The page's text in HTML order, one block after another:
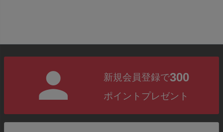
新規会員登録で300
ポイントプレゼント